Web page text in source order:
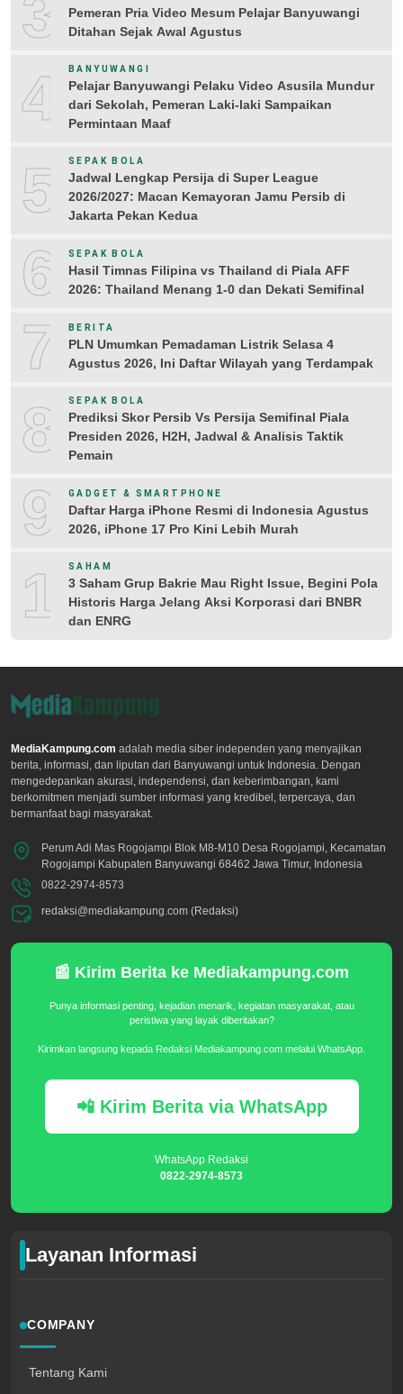
3
Pemeran Pria Video Mesum Pelajar Banyuwangi
Ditahan Sejak Awal Agustus
4 BANYUWANGI
Pelajar Banyuwangi Pelaku Video Asusila Mundur
dari Sekolah, Pemeran Laki-laki Sampaikan
Permintaan Maaf
5 SEPAK BOLA
Jadwal Lengkap Persija di Super League
2026/2027: Macan Kemayoran Jamu Persib di
Jakarta Pekan Kedua
6 SEPAK BOLA
Hasil Timnas Filipina vs Thailand di Piala AFF
2026: Thailand Menang 1-0 dan Dekati Semifinal
7 BERITA
PLN Umumkan Pemadaman Listrik Selasa 4
Agustus 2026, Ini Daftar Wilayah yang Terdampak
8 SEPAK BOLA
Prediksi Skor Persib Vs Persija Semifinal Piala
Presiden 2026, H2H, Jadwal & Analisis Taktik
Pemain
9 GADGET & SMARTPHONE
Daftar Harga iPhone Resmi di Indonesia Agustus
2026, iPhone 17 Pro Kini Lebih Murah
10
SAHAM
3 Saham Grup Bakrie Mau Right Issue, Begini Pola
Historis Harga Jelang Aksi Korporasi dari BNBR
dan ENRG
MediaKampung.com adalah media siber independen yang menyajikan
berita, informasi, dan liputan dari Banyuwangi untuk Indonesia. Dengan
mengedepankan akurasi, independensi, dan keberimbangan, kami
berkomitmen menjadi sumber informasi yang kredibel, terpercaya, dan
bermanfaat bagi masyarakat.
Perum Adi Mas Rogojampi Blok M8-M10 Desa Rogojampi, Kecamatan
Rogojampi Kabupaten Banyuwangi 68462 Jawa Timur, Indonesia
0822-2974-8573
redaksi@mediakampung.com (Redaksi)
📰 Kirim Berita ke Mediakampung.com
Punya informasi penting, kejadian menarik, kegiatan masyarakat, atau
peristiwa yang layak diberitakan?
Kirimkan langsung kepada Redaksi Mediakampung.com melalui WhatsApp.
📲 Kirim Berita via WhatsApp
WhatsApp Redaksi
0822-2974-8573
Layanan Informasi
COMPANY
Tentang Kami